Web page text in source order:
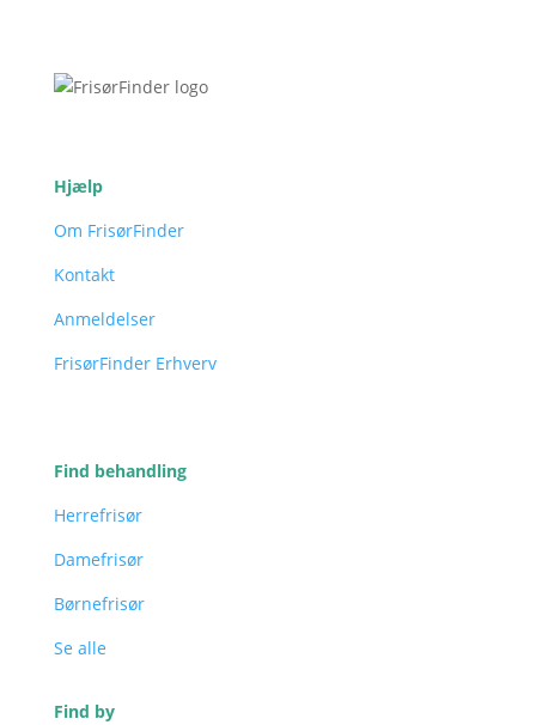
Hjælp
Om FrisørFinder
Kontakt
Anmeldelser
FrisørFinder Erhverv
Find behandling
Herrefrisør
Damefrisør
Børnefrisør
Se alle
Find by